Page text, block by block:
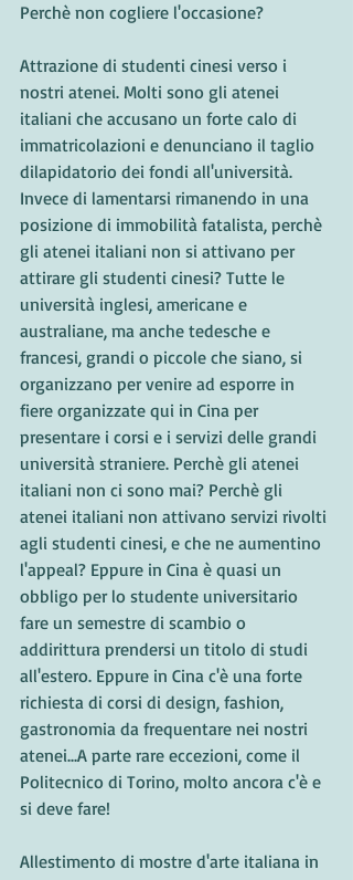
Perchè non cogliere l'occasione?
Attrazione di studenti cinesi verso i
nostri atenei. Molti sono gli atenei
italiani che accusano un forte calo di
immatricolazioni e denunciano il taglio
dilapidatorio dei fondi all'università.
Invece di lamentarsi rimanendo in una
posizione di immobilità fatalista, perchè
gli atenei italiani non si attivano per
attirare gli studenti cinesi? Tutte le
università inglesi, americane e
australiane, ma anche tedesche e
francesi, grandi o piccole che siano, si
organizzano per venire ad esporre in
fiere organizzate qui in Cina per
presentare i corsi e i servizi delle grandi
università straniere. Perchè gli atenei
italiani non ci sono mai? Perchè gli
atenei italiani non attivano servizi rivolti
agli studenti cinesi, e che ne aumentino
l'appeal? Eppure in Cina è quasi un
obbligo per lo studente universitario
fare un semestre di scambio o
addirittura prendersi un titolo di studi
all'estero. Eppure in Cina c'è una forte
richiesta di corsi di design, fashion,
gastronomia da frequentare nei nostri
atenei...A parte rare eccezioni, come il
Politecnico di Torino, molto ancora c'è e
si deve fare!
Allestimento di mostre d'arte italiana in